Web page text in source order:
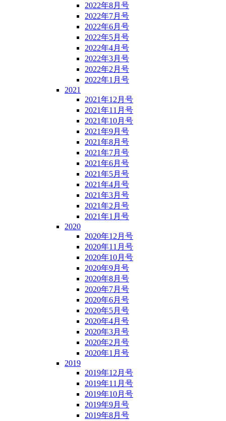
2022年8月号
2022年7月号
2022年6月号
2022年5月号
2022年4月号
2022年3月号
2022年2月号
2022年1月号
2021
2021年12月号
2021年11月号
2021年10月号
2021年9月号
2021年8月号
2021年7月号
2021年6月号
2021年5月号
2021年4月号
2021年3月号
2021年2月号
2021年1月号
2020
2020年12月号
2020年11月号
2020年10月号
2020年9月号
2020年8月号
2020年7月号
2020年6月号
2020年5月号
2020年4月号
2020年3月号
2020年2月号
2020年1月号
2019
2019年12月号
2019年11月号
2019年10月号
2019年9月号
2019年8月号